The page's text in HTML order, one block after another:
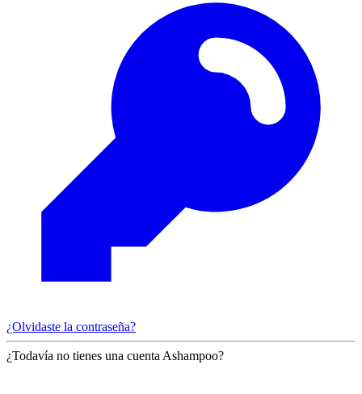
¿Olvidaste la contraseña?
¿Todavía no tienes una cuenta Ashampoo?